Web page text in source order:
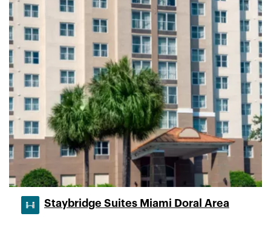
Staybridge Suites Miami Doral Area